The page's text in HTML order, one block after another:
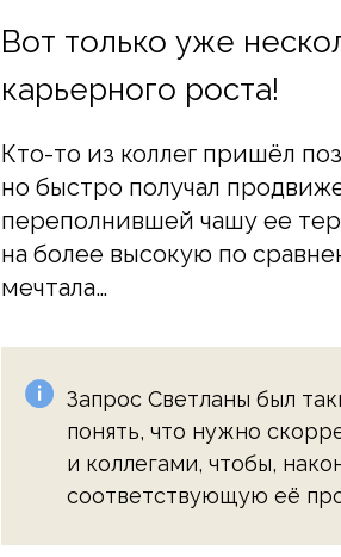
Вот только уже
карьерного роста!
Кто-то из коллег пришёл
но быстро получал
переполнившей чашу ее
на более высокую по
мечтала…
Запрос Светланы был
понять, что нужно
и коллегами, чтобы,
соответствующую её